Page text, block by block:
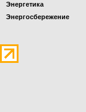
Энергетика
Энергосбережение